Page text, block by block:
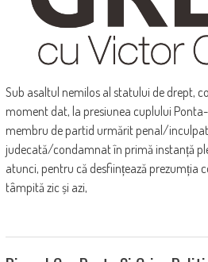
Sub asaltul nemilos al statului de drept,
moment dat, la presiunea cuplului
membru de partid urmărit penal/
judecată/condamnat în primă instanță
atunci, pentru că desființează prezumția
tâmpită zic și azi,